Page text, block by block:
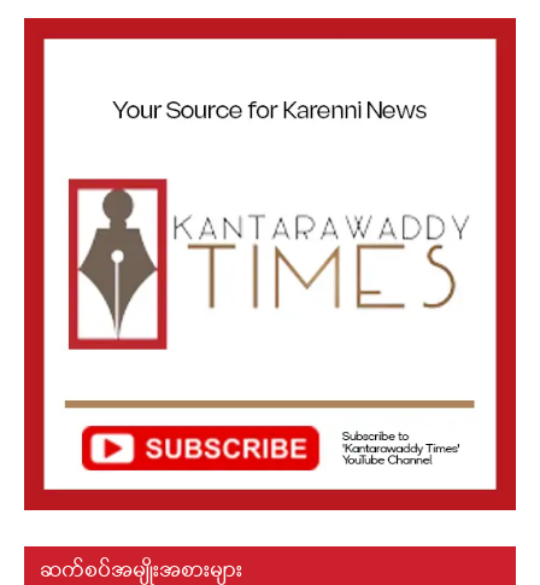
ဆက်စပ်အမျိုးအစားများ